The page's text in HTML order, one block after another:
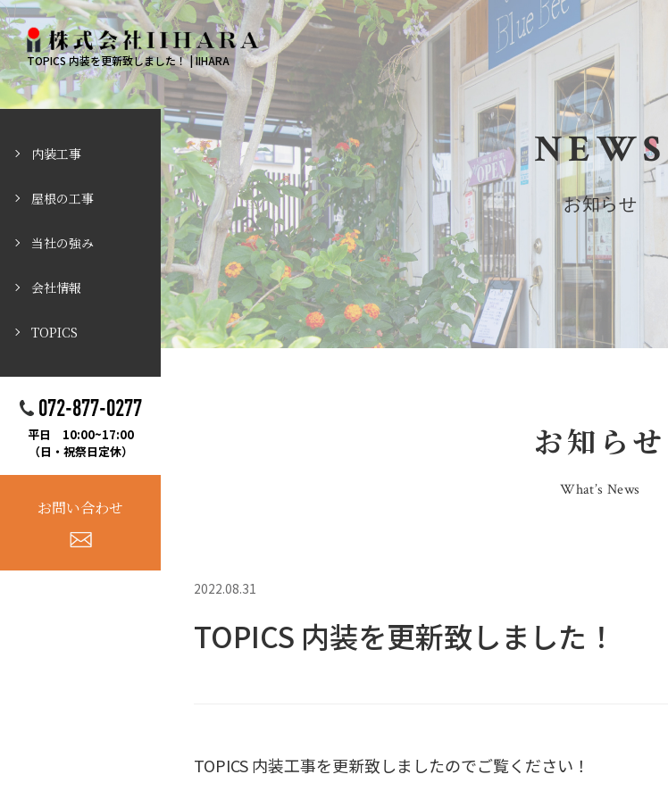
TOPICS 内装を更新致しました！ | IIHARA
内装工事
屋根の工事
当社の強み
会社情報
TOPICS
072-877-0277
平日 10:00~17:00
（日・祝祭日定休）
お問い合わせ
NEWS
お知らせ
お知らせ
What’s News
2022.08.31
TOPICS 内装を更新致しました！
TOPICS 内装工事を更新致しましたのでご覧ください！